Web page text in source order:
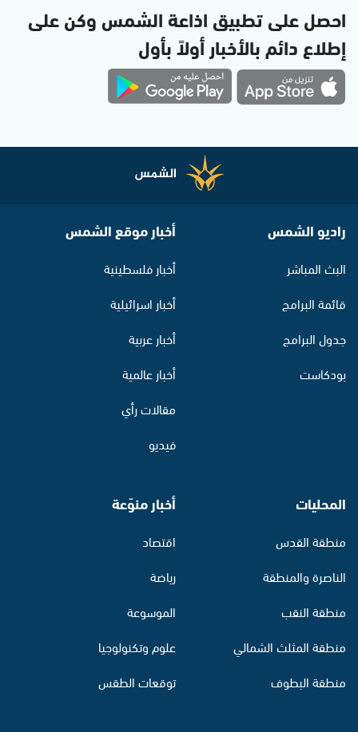
احصل على تطبيق اذاعة الشمس وكن على
إطلاع دائم بالأخبار أولاً بأول
راديو الشمس
البث المباشر
قائمة البرامج
جدول البرامج
بودكاست
أخبار موقع الشمس
أخبار فلسطينية
أخبار اسرائيلية
أخبار عربية
أخبار عالمية
مقالات رأي
فيديو
المحليات
منطقة القدس
الناصرة والمنطقة
منطقة النقب
منطقة المثلث الشمالي
منطقة البطوف
أخبار منوّعة
اقتصاد
رياضة
الموسوعة
علوم وتكنولوجيا
توقعات الطقس